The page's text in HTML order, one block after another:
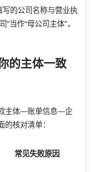
的公司名称与营业执
当作“母公司主体”，
的主体一致
主体—账单信息—企
的核对清单：
常见失败原因